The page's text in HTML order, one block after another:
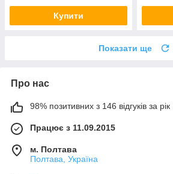
Купити
Показати ще
Про нас
98% позитивних з 146 відгуків за рік
Працює з 11.09.2015
м. Полтава
Полтава, Україна